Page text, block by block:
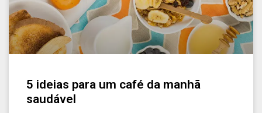
5 ideias para um café da manhã
saudável